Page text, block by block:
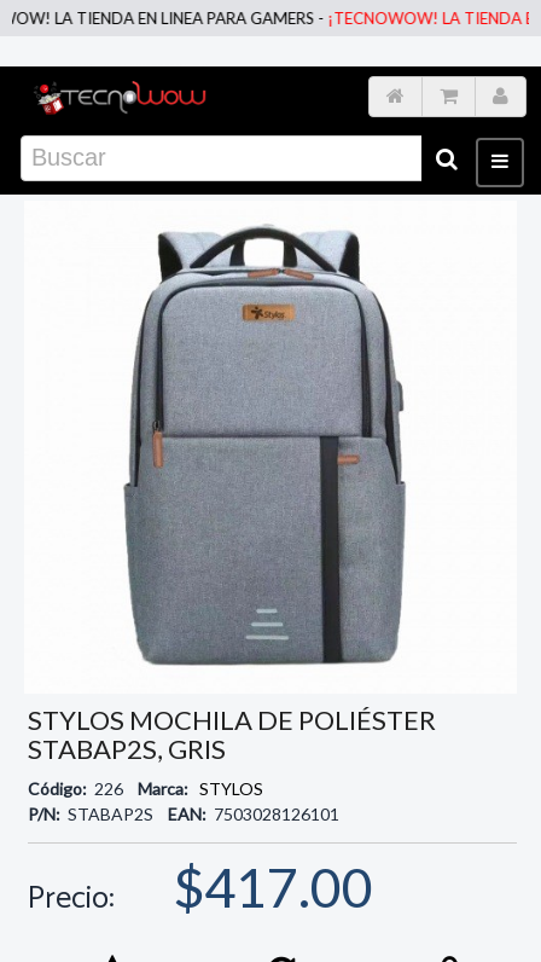
LA TIENDA EN LINEA PARA GAMERS -¡TECNOWOW! LA TIENDA EN
STYLOS MOCHILA DE POLIÉSTER
STABAP2S, GRIS
Código: 226 Marca: STYLOS
P/N: STABAP2S EAN: 7503028126101
Precio: $417.00